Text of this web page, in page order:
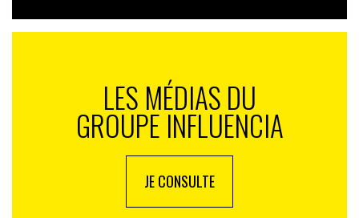
LES MÉDIAS DU
GROUPE INFLUENCIA
JE CONSULTE